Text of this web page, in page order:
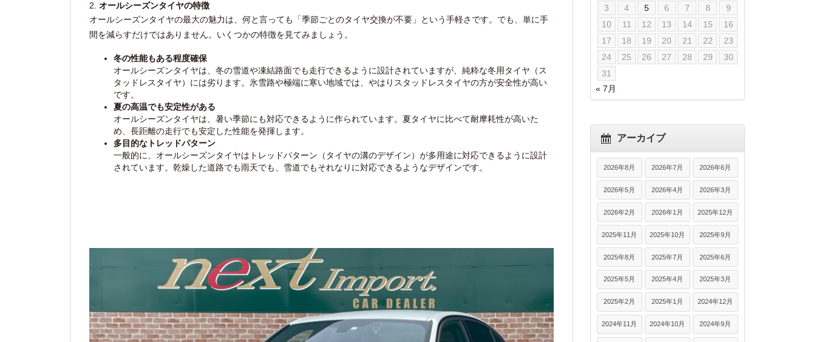
2. オールシーズンタイヤの特徴
オールシーズンタイヤの最大の魅力は、何と言っても「季節ごとのタイヤ交換が不要」という手軽さです。でも、単に手
間を減らすだけではありません。いくつかの特徴を見てみましょう。
冬の性能もある程度確保
オールシーズンタイヤは、冬の雪道や凍結路面でも走行できるように設計されていますが、純粋な冬用タイヤ（ス
タッドレスタイヤ）には劣ります。氷雪路や極端に寒い地域では、やはりスタッドレスタイヤの方が安全性が高い
です。
夏の高温でも安定性がある
オールシーズンタイヤは、暑い季節にも対応できるように作られています。夏タイヤに比べて耐摩耗性が高いた
め、長距離の走行でも安定した性能を発揮します。
多目的なトレッドパターン
一般的に、オールシーズンタイヤはトレッドパターン（タイヤの溝のデザイン）が多用途に対応できるように設計
されています。乾燥した道路でも雨天でも、雪道でもそれなりに対応できるようなデザインです。
3
4 5 6 7 8
9
10
11 12 13 14 15
16
17
18 19 20 21 22
23
24
25 26 27 28 29
30
31
« 7月
アーカイブ
2026年8月 2026年7月 2026年6月
2026年5月 2026年4月 2026年3月
2026年2月 2026年1月 2025年12月
2025年11月 2025年10月 2025年9月
2025年8月 2025年7月 2025年6月
2025年5月 2025年4月 2025年3月
2025年2月 2025年1月 2024年12月
2024年11月 2024年10月 2024年9月